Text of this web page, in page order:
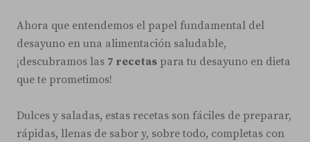
Ahora que entendemos el papel fundamental del
desayuno en una alimentación saludable,
¡descubramos las 7 recetas para tu desayuno en dieta
que te prometimos!
Dulces y saladas, estas recetas son fáciles de preparar,
rápidas, llenas de sabor y, sobre todo, completas con